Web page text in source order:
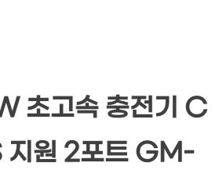
초고속 충전기 C
지원 2포트 GM-